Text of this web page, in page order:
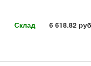
Склад 6 618.82 руб